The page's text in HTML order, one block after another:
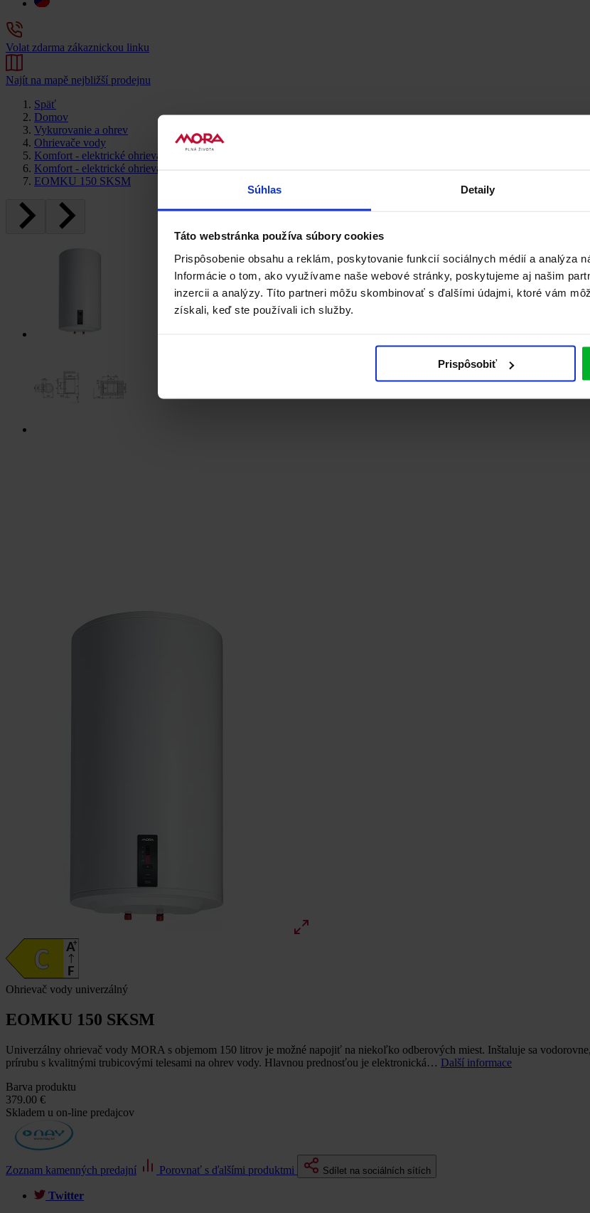
Súhlas Detaily
Táto webstránka používa súbory cookies
Prispôsobenie obsahu a reklám, poskytovanie funkcií sociálnych médií a analýza
Informácie o tom, ako využívame naše webové stránky, poskytujeme aj našim
inzercii a analýzy. Títo partneri môžu skombinovať s ďalšími údajmi, ktoré vám
získali, keď ste používali ich služby.
Prispôsobiť
Volat zdarma zákaznickou linku
Najít na mapě nejbližší prodejnu
Späť
Domov
Vykurovanie a ohrev
Ohrievače vody
Komfort - elektrické ohrievače vody
Komfort - elektrické ohrievače vody
EOMKU 150 SKSM
Ohrievač vody univerzálný
EOMKU 150 SKSM
Univerzálny ohrievač vody MORA s objemom 150 litrov je možné napojiť na niekoľko odberových miest. Inštaluje sa
prírubu s kvalitnými trubicovými telesami na ohrev vody. Hlavnou prednosťou je elektronická… Další informace
Barva produktu
379.00 €
Skladem u on-line predajcov
Zoznam kamenných predajní Porovnať s ďalšími produktmi Sdílet na sociálních sítích
Twitter